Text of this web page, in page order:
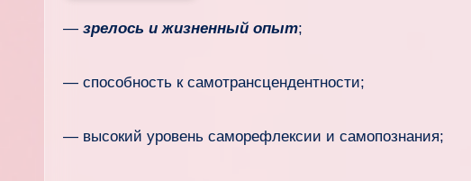
— зрелось и жизненный опыт;
— способность к самотрансцендентности;
— высокий уровень саморефлексии и самопознания;